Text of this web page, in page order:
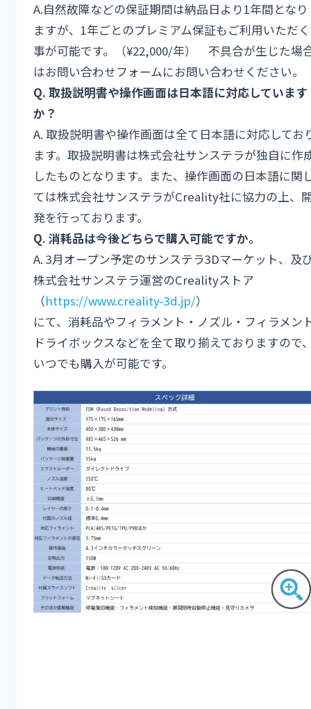
A.自然故障などの保証期間は納品日より1年間となり
ますが、1年ごとのプレミアム保証もご利用いただく
事が可能です。（¥22,000/年） 不具合が生じた場
はお問い合わせフォームにお問い合わせください。
Q. 取扱説明書や操作画面は日本語に対応しています
か？
A. 取扱説明書や操作画面は全て日本語に対応してお
ます。取扱説明書は株式会社サンステラが独自に作
したものとなります。また、操作画面の日本語に関
ては株式会社サンステラがCreality社に協力の上、
発を行っております。
Q. 消耗品は今後どちらで購入可能ですか。
A. 3月オープン予定のサンステラ3Dマーケット、及
株式会社サンステラ運営のCrealityストア
（https://www.creality-3d.jp/）
にて、消耗品やフィラメント・ノズル・フィラメン
ドライボックスなどを全て取り揃えておりますので
いつでも購入が可能です。